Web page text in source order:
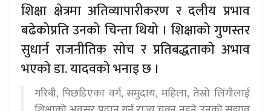
शिक्षा क्षेत्रमा अतिव्यापारीकरण र दलीय प्रभाव
बढेकोप्रति उनको चिन्ता थियो । शिक्षाको गुणस्तर
सुधार्न राजनीतिक सोच र प्रतिबद्धताको अभाव
भएको डा. यादवको भनाइ छ ।
गरिबी, पिछडिएका वर्ग, समुदाय, महिला, तेस्रो लिंगीलाई